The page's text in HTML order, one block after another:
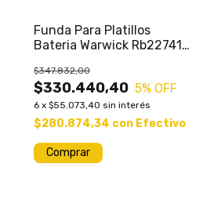
Funda Para Platillos
Bateria Warwick Rb22741b
$330.440,40
$347.832,00
5% OFF
6 x $55.073,40 sin interés
$280.874,34 con Efectivo
Comprar